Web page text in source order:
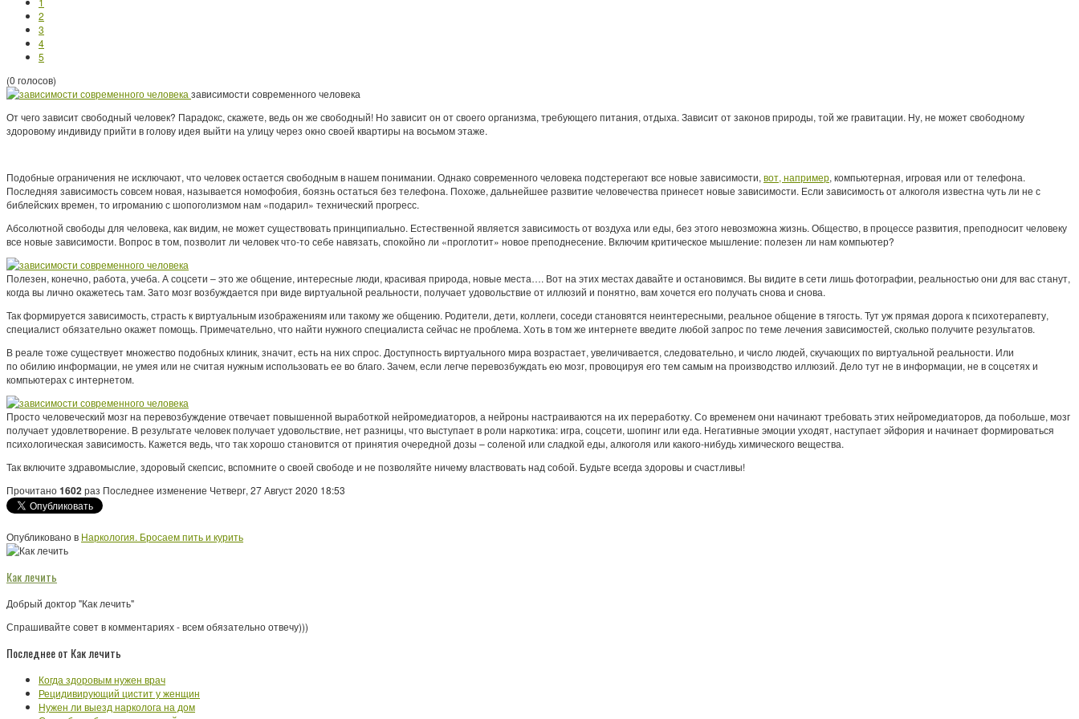
2
3
4
5
(0 голосов)
зависимости современного человека
От чего зависит свободный человек? Парадокс, скажете, ведь он же свободный! Но зависит он от своего организма, требующего питания, отдыха. Зависит от законов природы, той же гравитации. Ну, не может свободному
здоровому индивиду прийти в голову идея выйти на улицу через окно своей квартиры на восьмом этаже.
Подобные ограничения не исключают, что человек остается свободным в нашем понимании. Однако современного человека подстерегают все новые зависимости, вот, например, компьютерная, игровая или от телефона.
Последняя зависимость совсем новая, называется номофобия, боязнь остаться без телефона. Похоже, дальнейшее развитие человечества принесет новые зависимости. Если зависимость от алкоголя известна чуть ли не с
библейских времен, то игроманию с шопоголизмом нам «подарил» технический прогресс.
Абсолютной свободы для человека, как видим, не может существовать принципиально. Естественной является зависимость от воздуха или еды, без этого невозможна жизнь. Общество, в процессе развития, преподносит человеку
все новые зависимости. Вопрос в том, позволит ли человек что-то себе навязать, спокойно ли «проглотит» новое преподнесение. Включим критическое мышление: полезен ли нам компьютер?
Полезен, конечно, работа, учеба. А соцсети – это же общение, интересные люди, красивая природа, новые места…. Вот на этих местах давайте и остановимся. Вы видите в сети лишь фотографии, реальностью они для вас станут,
когда вы лично окажетесь там. Зато мозг возбуждается при виде виртуальной реальности, получает удовольствие от иллюзий и понятно, вам хочется его получать снова и снова.
Так формируется зависимость, страсть к виртуальным изображениям или такому же общению. Родители, дети, коллеги, соседи становятся неинтересными, реальное общение в тягость. Тут уж прямая дорога к психотерапевту,
специалист обязательно окажет помощь. Примечательно, что найти нужного специалиста сейчас не проблема. Хоть в том же интернете введите любой запрос по теме лечения зависимостей, сколько получите результатов.
В реале тоже существует множество подобных клиник, значит, есть на них спрос. Доступность виртуального мира возрастает, увеличивается, следовательно, и число людей, скучающих по виртуальной реальности. Или
по обилию информации, не умея или не считая нужным использовать ее во благо. Зачем, если легче перевозбуждать ею мозг, провоцируя его тем самым на производство иллюзий. Дело тут не в информации, не в соцсетях и
компьютерах с интернетом.
Просто человеческий мозг на перевозбуждение отвечает повышенной выработкой нейромедиаторов, а нейроны настраиваются на их переработку. Со временем они начинают требовать этих нейромедиаторов, да побольше, мозг
получает удовлетворение. В результате человек получает удовольствие, нет разницы, что выступает в роли наркотика: игра, соцсети, шопинг или еда. Негативные эмоции уходят, наступает эйфория и начинает формироваться
психологическая зависимость. Кажется ведь, что так хорошо становится от принятия очередной дозы – соленой или сладкой еды, алкоголя или какого-нибудь химического вещества.
Так включите здравомыслие, здоровый скепсис, вспомните о своей свободе и не позволяйте ничему властвовать над собой. Будьте всегда здоровы и счастливы!
Прочитано1602раз Последнее изменение Четверг, 27 Август 2020 18:53
Опубликовано в Наркология. Бросаем пить и курить
Как лечить
Добрый доктор "Как лечить"
Спрашивайте совет в комментариях - всем обязательно отвечу)))
Последнее от Как лечить
Когда здоровым нужен врач
Рецидивирующий цистит у женщин
Нужен ли выезд нарколога на дом